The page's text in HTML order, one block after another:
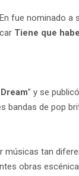
fue nominado a
Tiene que
” y se
bandas de pop
músicas tan
obras